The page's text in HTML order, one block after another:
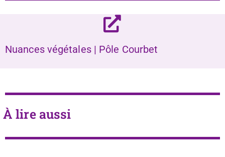
Nuances végétales | Pôle Courbet
À lire aussi